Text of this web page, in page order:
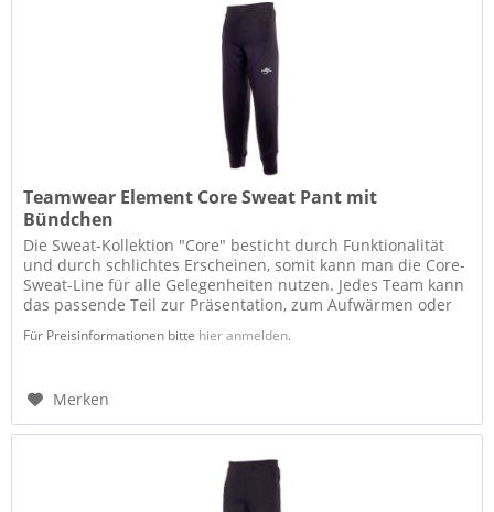
Teamwear Element Core Sweat Pant mit
Bündchen
Die Sweat-Kollektion "Core" besticht durch Funktionalität
und durch schlichtes Erscheinen, somit kann man die Core-
Sweat-Line für alle Gelegenheiten nutzen. Jedes Team kann
das passende Teil zur Präsentation, zum Aufwärmen oder
Für Preisinformationen bitte hier anmelden.
Merken